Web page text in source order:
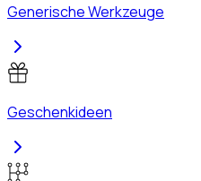
Generische Werkzeuge
Geschenkideen